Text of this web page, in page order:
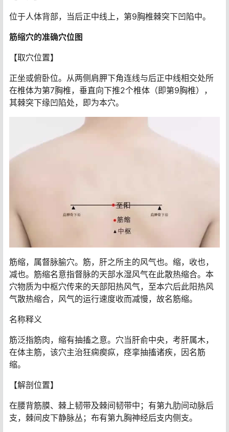
位于人体背部，当后正中线上，第9胸椎棘突下凹陷中。
筋缩穴的准确穴位图
【取穴位置】
正坐或俯卧位。从两侧肩胛下角连线与后正中线相交处所
在椎体为第7胸椎，垂直向下推2个椎体（即第9胸椎），
其棘突下缘凹陷处，即为本穴。
筋缩，属督脉腧穴。筋，肝之所主的风气也。缩，收也，
减也。筋缩名意指督脉的天部水湿风气在此散热缩合。本
穴物质为中枢穴传来的天部阳热风气，至本穴后此阳热风
气散热缩合，风气的运行速度收而减慢，故名筋缩。
名称释义
筋泛指筋肉，缩有抽搐之意。穴当肝俞中央，考肝属木，
在体主筋，该穴主治狂痫瘈疭，痉挛抽搐诸疾，因名筋
缩。
【解剖位置】
在腰背筋膜、棘上韧带及棘间韧带中；有第九肋间动脉后
支，棘间皮下静脉丛；布有第九胸神经后支内侧支。